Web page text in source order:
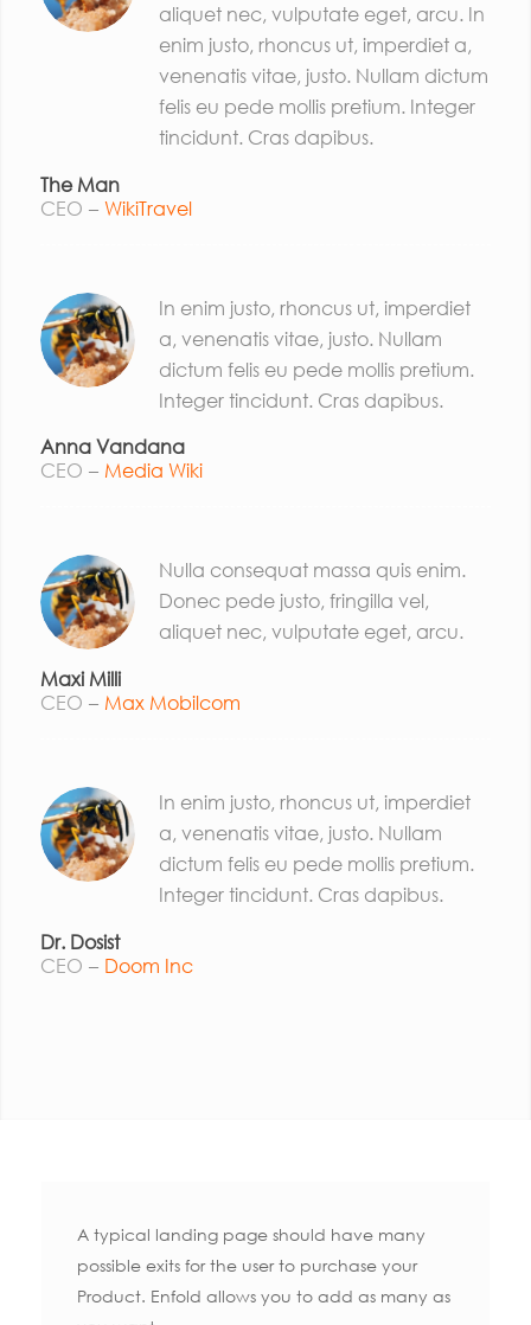
aliquet nec, vulputate eget, arcu. In
enim justo, rhoncus ut, imperdiet a,
venenatis vitae, justo. Nullam dictum
felis eu pede mollis pretium. Integer
tincidunt. Cras dapibus.
The Man
CEO – WikiTravel
In enim justo, rhoncus ut, imperdiet
a, venenatis vitae, justo. Nullam
dictum felis eu pede mollis pretium.
Integer tincidunt. Cras dapibus.
Anna Vandana
CEO – Media Wiki
Nulla consequat massa quis enim.
Donec pede justo, fringilla vel,
aliquet nec, vulputate eget, arcu.
Maxi Milli
CEO – Max Mobilcom
In enim justo, rhoncus ut, imperdiet
a, venenatis vitae, justo. Nullam
dictum felis eu pede mollis pretium.
Integer tincidunt. Cras dapibus.
Dr. Dosist
CEO – Doom Inc
A typical landing page should have many
possible exits for the user to purchase your
Product. Enfold allows you to add as many as